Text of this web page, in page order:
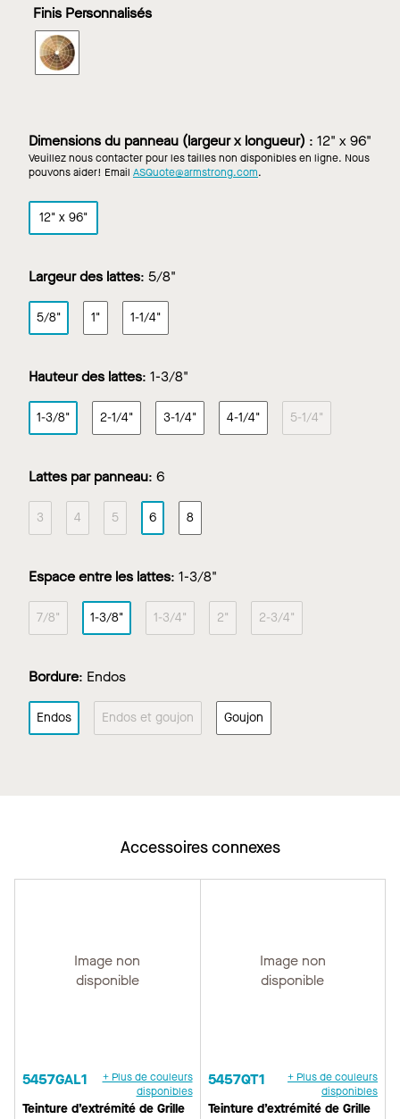
classiques
dans
classiques
dans
Finis Personnalisés
-
Finis
Personnalisés
Dimensions du panneau (largeur x longueur) : 12" x 96"
Veuillez nous contacter pour les tailles non disponibles en ligne. Nous
pouvons aider! Email ASQuote@armstrong.com.
12" x 96"
Largeur des lattes: 5/8"
5/8" 1" 1-1/4"
Hauteur des lattes: 1-3/8"
1-3/8" 2-1/4" 3-1/4" 4-1/4" 5-1/4"
Lattes par panneau: 6
3 4 5 6 8
Espace entre les lattes: 1-3/8"
7/8" 1-3/8" 1-3/4" 2" 2-3/4"
Bordure: Endos
Endos Endos et goujon Goujon
Accessoires connexes
Image non
disponible
5457GAL1
+ Plus de couleurs
disponibles
Teinture d’extrémité de Grille
Image non
disponible
5457QT1
+ Plus de couleurs
disponibles
Teinture d’extrémité de Grille